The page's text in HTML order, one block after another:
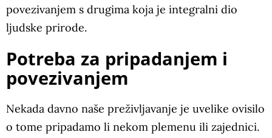
povezivanjem s drugima koja je integralni dio
ljudske prirode.
Potreba za pripadanjem i
povezivanjem
Nekada davno naše preživljavanje je uvelike ovisilo
o tome pripadamo li nekom plemenu ili zajednici.